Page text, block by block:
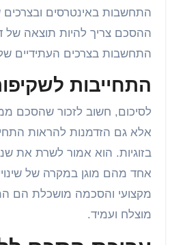
התחשבות באינטרסים
ההסכם צריך להיות תוצאה של
התחשבות בצרכים העתידיים
התחייבות
לסיכום, חשוב לזכור שהסכם
אלא גם הזדמנות להראות
בזוגיות. הוא אמור לשרת את
אחד מהם מוגן במקרה של
מקצועי והסכמה מושכלת הם
מוצלח ועמיד.